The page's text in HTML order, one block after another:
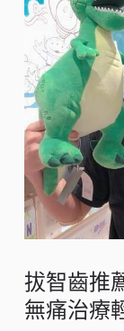
拔智齒推
無痛治療